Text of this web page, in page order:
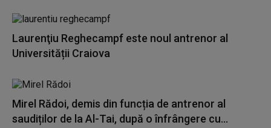
Laurenţiu Reghecampf este noul antrenor al
Universității Craiova
Mirel Rădoi, demis din funcția de antrenor al
saudiților de la Al-Tai, după o înfrângere cu...